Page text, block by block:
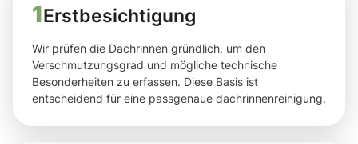
1Erstbesichtigung
Wir prüfen die Dachrinnen gründlich, um den
Verschmutzungsgrad und mögliche technische
Besonderheiten zu erfassen. Diese Basis ist
entscheidend für eine passgenaue dachrinnenreinigung.